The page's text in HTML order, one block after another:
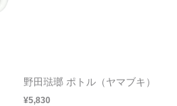
野田琺瑯 ポトル（ヤマブキ）
¥5,830